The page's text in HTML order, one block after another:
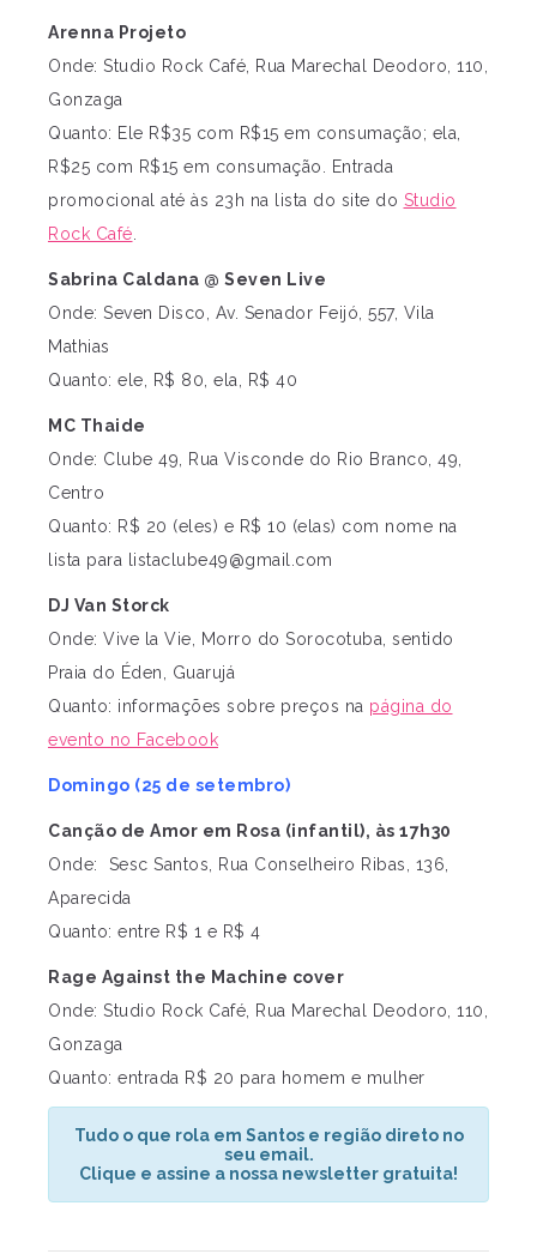
Arenna Projeto
Onde: Studio Rock Café, Rua Marechal Deodoro, 110,
Gonzaga
Quanto: Ele R$35 com R$15 em consumação; ela,
R$25 com R$15 em consumação. Entrada
promocional até às 23h na lista do site do Studio
Rock Café
Sabrina Caldana @ Seven Live
Onde: Seven Disco, Av. Senador Feijó, 557, Vila
Mathias
Quanto: ele, R$ 80, ela, R$ 40
MC Thaide
Onde: Clube 49, Rua Visconde do Rio Branco, 49,
Centro
Quanto: R$ 20 (eles) e R$ 10 (elas) com nome na
lista para
listaclube49@gmail.com
DJ Van Storck
Onde: Vive la Vie, Morro do Sorocotuba, sentido
Praia do Éden, Guarujá
Quanto: informações sobre preços na página do
evento no Facebook
Domingo (25 de setembro)
Canção de Amor em Rosa (infantil), às 17h30
Onde: Sesc Santos, Rua Conselheiro Ribas, 136,
Aparecida
Quanto: entre R$ 1 e R$ 4
Rage Against the Machine cover
Onde: Studio Rock Café, Rua Marechal Deodoro, 110,
Gonzaga
Quanto: entrada R$ 20 para homem e mulher
Tudo o que rola em Santos e região direto no
seu email.
Clique e assine a nossa newsletter gratuita!